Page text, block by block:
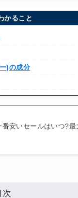
かること
)の成分
番安いセールはいつ?
次